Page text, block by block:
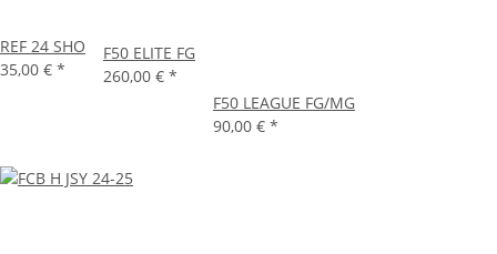
REF 24 SHO
35,00 € *
F50 ELITE FG
260,00 € *
F50 LEAGUE FG/MG
90,00 € *